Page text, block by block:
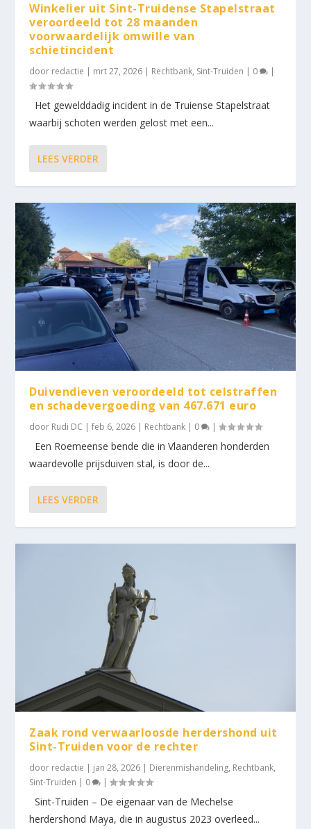
Winkelier uit Sint-Truidense Stapelstraat
veroordeeld tot 28 maanden
voorwaardelijk omwille van
schietincident
door redactie | mrt 27, 2026 | Rechtbank, Sint-Truiden | 0 |
Het gewelddadig incident in de Truiense Stapelstraat
waarbij schoten werden gelost met een...
LEES VERDER
Duivendieven veroordeeld tot celstraffen
en schadevergoeding van 467.671 euro
door Rudi DC |feb 6, 2026 | Rechtbank | 0 |
Een Roemeense bende die in Vlaanderen honderden
waardevolle prijsduiven stal, is door de...
LEES VERDER
Zaak rond verwaarloosde herdershond uit
Sint-Truiden voor de rechter
door redactie | jan 28, 2026 | Dierenmishandeling, Rechtbank,
Sint-Truiden | 0 |
Sint-Truiden – De eigenaar van de Mechelse
herdershond Maya, die in augustus 2023 overleed...